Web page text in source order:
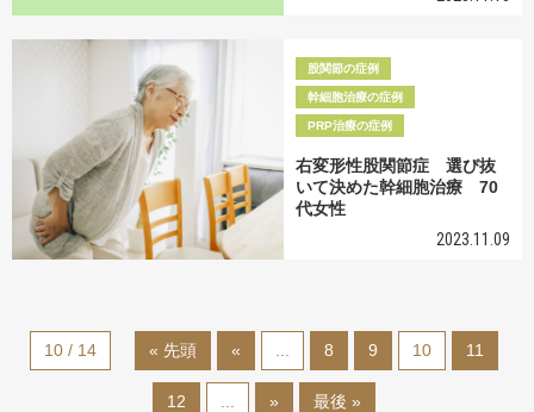
股関節の症例
幹細胞治療の症例
PRP治療の症例
右変形性股関節症 選び抜
いて決めた幹細胞治療 70
代女性
2023.11.09
10 / 14 « 先頭 « 8 9 10 11
12 » 最後 »